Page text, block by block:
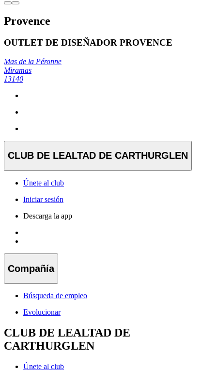
Provence
OUTLET DE DISEÑADOR PROVENCE
Mas de la Péronne
Miramas
13140
CLUB DE LEALTAD DE CARTHURGLEN
Únete al club
Iniciar sesión
Descarga la app
Compañía
Búsqueda de empleo
Evolucionar
CLUB DE LEALTAD DE
CARTHURGLEN
Únete al club